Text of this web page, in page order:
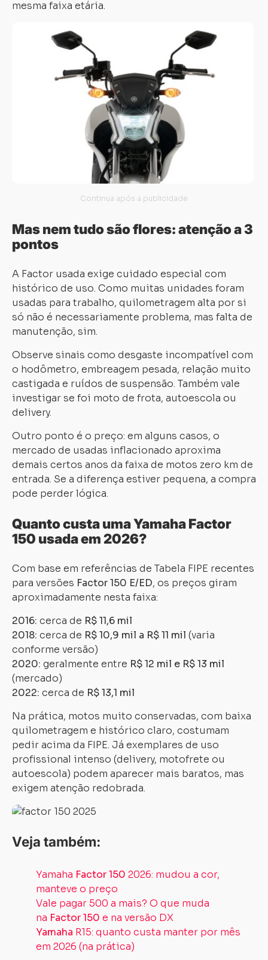
mesma faixa etária.
Mas nem tudo são flores: atenção a 3
pontos
A Factor usada exige cuidado especial com
histórico de uso. Como muitas unidades foram
usadas para trabalho, quilometragem alta por si
só não é necessariamente problema, mas falta de
manutenção, sim.
Observe sinais como desgaste incompatível com
o hodômetro, embreagem pesada, relação muito
castigada e ruídos de suspensão. Também vale
investigar se foi moto de frota, autoescola ou
delivery.
Outro ponto é o preço: em alguns casos, o
mercado de usadas inflacionado aproxima
demais certos anos da faixa de motos zero km de
entrada. Se a diferença estiver pequena, a compra
pode perder lógica.
Quanto custa uma Yamaha Factor
150 usada em 2026?
Com base em referências de Tabela FIPE recentes
para versões Factor 150 E/ED, os preços giram
aproximadamente nesta faixa:
2016: cerca de R$ 11,6 mil
2018: cerca de R$ 10,9 mil a R$ 11 mil (varia
conforme versão)
2020: geralmente entre R$ 12 mil e R$ 13 mil
(mercado)
2022: cerca de R$ 13,1 mil
Na prática, motos muito conservadas, com baixa
quilometragem e histórico claro, costumam
pedir acima da FIPE. Já exemplares de uso
profissional intenso (delivery, motofrete ou
autoescola) podem aparecer mais baratos, mas
exigem atenção redobrada.
Veja também:
Yamaha Factor 150 2026: mudou a cor,
manteve o preço
Vale pagar 500 a mais? O que muda
na Factor 150 e na versão DX
Yamaha R15: quanto custa manter por mês
em 2026 (na prática)
Carregando...
Carregando...